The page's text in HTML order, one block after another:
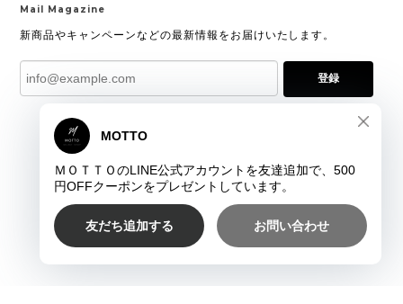
Mail Magazine
新商品やキャンペーンなどの最新情報をお届けいたします。
登録